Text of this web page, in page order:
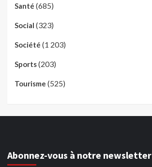
Santé (685)
Social (323)
Société (1 203)
Sports(203)
Tourisme (525)
Abonnez-vous à notre newsletter